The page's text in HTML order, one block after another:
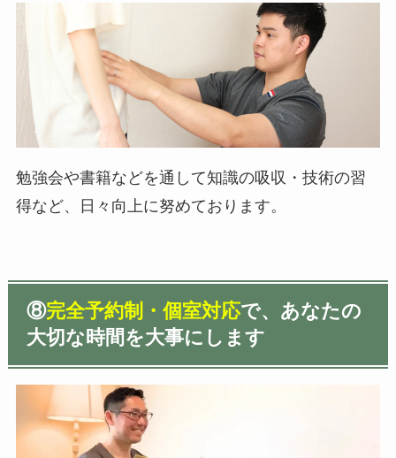
勉強会や書籍などを通して知識の吸収・技術の習
得など、日々向上に努めております。
⑧完全予約制・個室対応で、 あなたの
大切な時間を大事にします